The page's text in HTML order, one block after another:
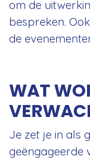
om de
bespreken.
de
WAT
Je zet je in als
geëngageerde